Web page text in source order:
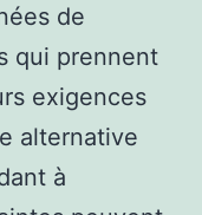
de
qui prennent
exigences
alternative
à